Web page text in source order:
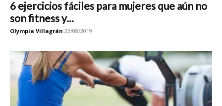
6 ejercicios fáciles para mujeres que aún no
son fitness y...
Olympia Villagrán 22/08/2019